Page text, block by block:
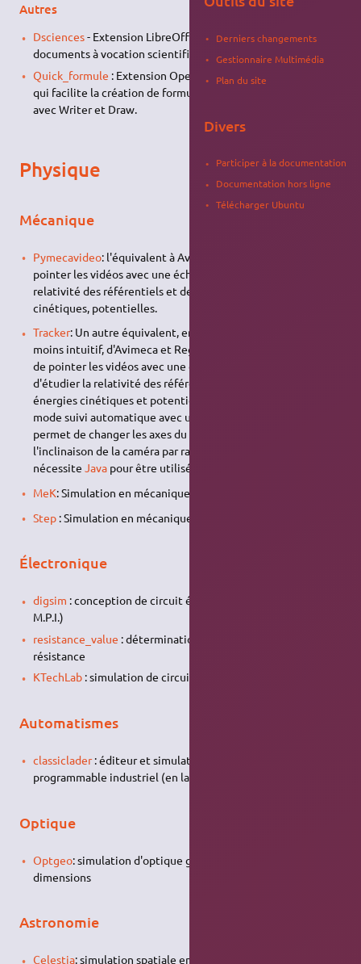
Autres
Dsciences- Extension LibreOffice pour construire des
documents à vocation scientifique.
Quick_formule : Extension OpenOffice.org ou LibreOffice
qui facilite la création de formules de Physique ou de Chimie
avec Writer et Draw.
Physique
Mécanique
Pymecavideo: l'équivalent à Avimeca ou Regavi. Permet de
pointer les vidéos avec une échelle définie, donc d'étudier la
relativité des référentiels et de calculer les énergies
cinétiques, potentielles.
Tracker: Un autre équivalent, en plus stable et rapide mais
moins intuitif, d'Avimeca et Regavi. Il permet non seulement
de pointer les vidéos avec une échelle définie, et donc
d'étudier la relativité des référentiels et de calculer les
énergies cinétiques et potentielles mais il peut le faire en
mode suivi automatique avec une très grande précision et
permet de changer les axes du repère pour s'adapter à
l'inclinaison de la caméra par rapport à l'horizontale. il
nécessite Javapour être utilisé.
MeK: Simulation en mécanique, mais difficile à compiler
Step: Simulation en mécanique, très complet.
Électronique
digsim : conception de circuit électronique (utile en I.S.I. et
M.P.I.)
resistance_value : détermination de la valeur d'une
résistance
KTechLab: simulation de circuits électriques, très riche
Automatismes
classiclader: éditeur et simulateur d'automate
programmable industriel (en langage à contact et grafcet)
Optique
Optgeo: simulation d'optique géométrique à deux
dimensions
Astronomie
Celestia: simulation spatiale en temps réel.
Derniers changements
Gestionnaire Multimédia
Plan du site
Divers
Participer à la documentation
Documentation hors ligne
Télécharger Ubuntu